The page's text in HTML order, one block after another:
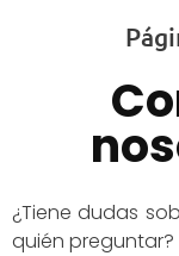
¿Tiene dudas
quién preguntar?